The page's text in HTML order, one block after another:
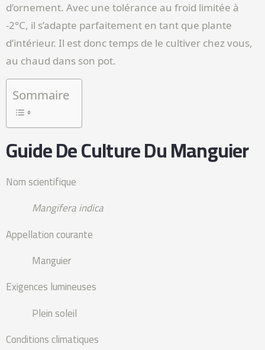
d’ornement. Avec une tolérance au froid limitée à
-2°C, il s’adapte parfaitement en tant que plante
d’intérieur. Il est donc temps de le cultiver chez vous,
au chaud dans son pot.
Sommaire
Guide De Culture Du Manguier
Nom scientifique
Mangifera indica
Appellation courante
Manguier
Exigences lumineuses
Plein soleil
Conditions climatiques